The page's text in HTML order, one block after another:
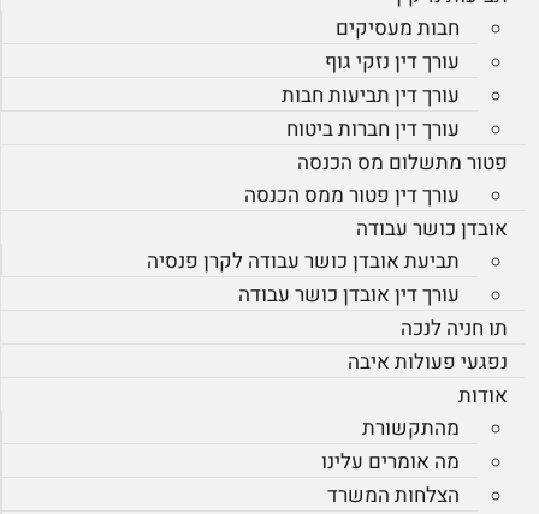
חבות מעסיקים
עורך דין נזקי גוף
עורך דין תביעות חבות
עורך דין חברות ביטוח
פטור מתשלום מס הכנסה
עורך דין פטור ממס הכנסה
אובדן כושר עבודה
תביעת אובדן כושר עבודה לקרן פנסיה
עורך דין אובדן כושר עבודה
תו חניה לנכה
נפגעי פעולות איבה
אודות
מהתקשורת
מה אומרים עלינו
הצלחות המשרד